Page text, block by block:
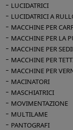
1050 x 550
Peso kg
LUCIDATRICI
LUCIDATRICI A
MACCHINE PER
MACCHINE PER LA
MACCHINE PER
MACCHINE PER
MACCHINE PER
MACINATORI
MASCHIATRICI
MOVIMENTAZIONE
MULTILAME
PANTOGRAFI